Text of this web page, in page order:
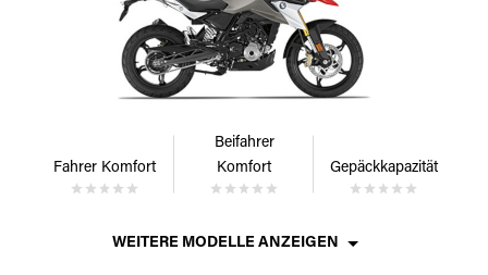
Fahrer Komfort
Beifahrer
Komfort
Gepäckkapazität
WEITERE MODELLE ANZEIGEN